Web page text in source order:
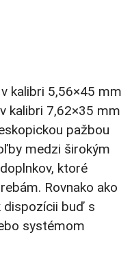
kalibri 5,56×45 mm
kalibri 7,62×35 mm
pažbou
medzi širokým
ktoré
Rovnako ako
dispozícii buď s
systémom